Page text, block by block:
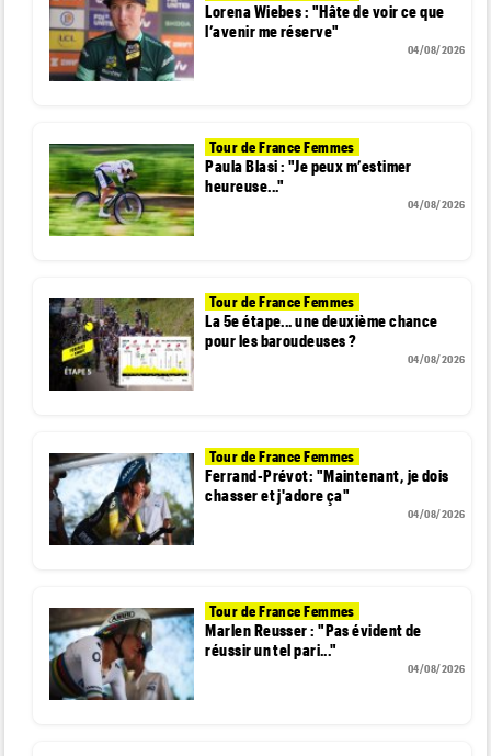
Lorena Wiebes : "Hâte de voir ce que
l’avenir me réserve"
04/08/2026
Tour de France Femmes
Paula Blasi : "Je peux m’estimer
heureuse..."
04/08/2026
Tour de France Femmes
La 5e étape... une deuxième chance
pour les baroudeuses ?
04/08/2026
Tour de France Femmes
Ferrand-Prévot: "Maintenant, je dois
chasser et j'adore ça"
04/08/2026
Tour de France Femmes
Marlen Reusser : "Pas évident de
réussir un tel pari..."
04/08/2026